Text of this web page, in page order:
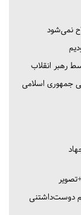
نمی‌شود
رهبر انقلاب
جمهوری اسلامی
دوست‌داشتنی